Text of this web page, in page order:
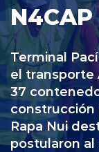
Servicios y
Políticas y
Prensa
N4CAP
Terminal
el transporte
37
construcción
Rapa Nui
postularon al